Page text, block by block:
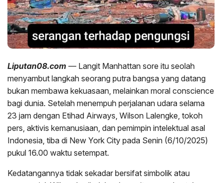
Liputan08.com — Langit Manhattan sore itu seolah
menyambut langkah seorang putra bangsa yang datang
bukan membawa kekuasaan, melainkan moral conscience
bagi dunia. Setelah menempuh perjalanan udara selama
23 jam dengan Etihad Airways, Wilson Lalengke, tokoh
pers, aktivis kemanusiaan, dan pemimpin intelektual asal
Indonesia, tiba di New York City pada Senin (6/10/2025)
pukul 16.00 waktu setempat.
Kedatangannya tidak sekadar bersifat simbolik atau